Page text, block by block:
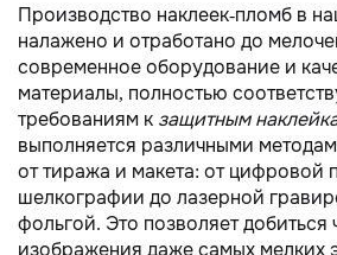
Производство наклеек-пломб в
налажено и отработано до
современное оборудование и
материалы, полностью
требованиям к защитным
выполняется различными
от тиража и макета: от цифровой
шелкографии до лазерной
фольгой. Это позволяет добиться
изображения даже самых мелких